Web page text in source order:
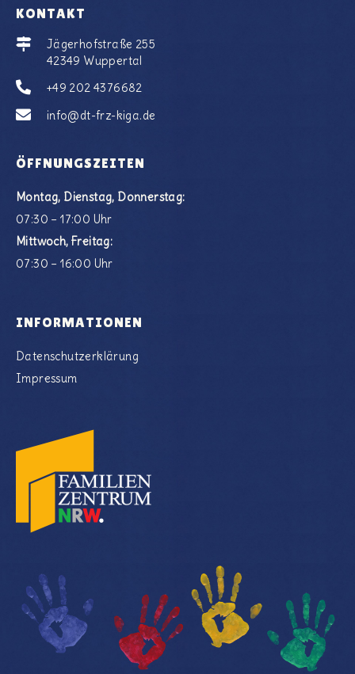
KONTAKT
Jägerhofstraße 255
42349 Wuppertal
+49 202 4376682
info@dt-frz-kiga.de
ÖFFNUNGSZEITEN
Montag, Dienstag, Donnerstag:
07:30 – 17:00 Uhr
Mittwoch, Freitag:
07:30 – 16:00 Uhr
INFORMATIONEN
Datenschutzerklärung
Impressum